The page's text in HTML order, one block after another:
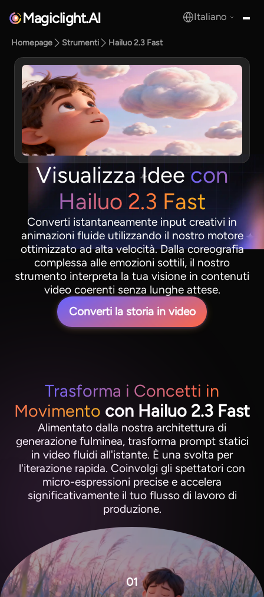
Magiclight.AI Italiano
Homepage Strumenti Hailuo 2.3 Fast
Visualizza Idee con
Hailuo 2.3 Fast
Converti istantaneamente input creativi in
animazioni fluide utilizzando il nostro motore
ottimizzato ad alta velocità. Dalla coreografia
complessa alle emozioni sottili, il nostro
strumento interpreta la tua visione in contenuti
video coerenti senza lunghe attese.
Converti la storia in video
Trasforma i Concetti in
Movimento con Hailuo 2.3 Fast
Alimentato dalla nostra architettura di
generazione fulminea, trasforma prompt statici
in video fluidi all'istante. È una svolta per
l'iterazione rapida. Coinvolgi gli spettatori con
micro-espressioni precise e accelera
significativamente il tuo flusso di lavoro di
produzione.
01